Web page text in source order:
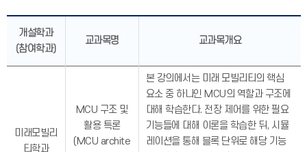
개설학과
(참여학과)
교과목명 교과목개요
미래모빌리
티학과
MCU 구조 및
활용 특론
(MCU archite
본 강의에서는 미래 모빌리티의 핵심
요소 중 하나인 MCU의 역할과 구조에
대해 학습한다. 전장 제어를 위한 필요
기능들에 대해 이론을 학습한 뒤, 시뮬
레이션을 통해 블록 단위로 해당 기능